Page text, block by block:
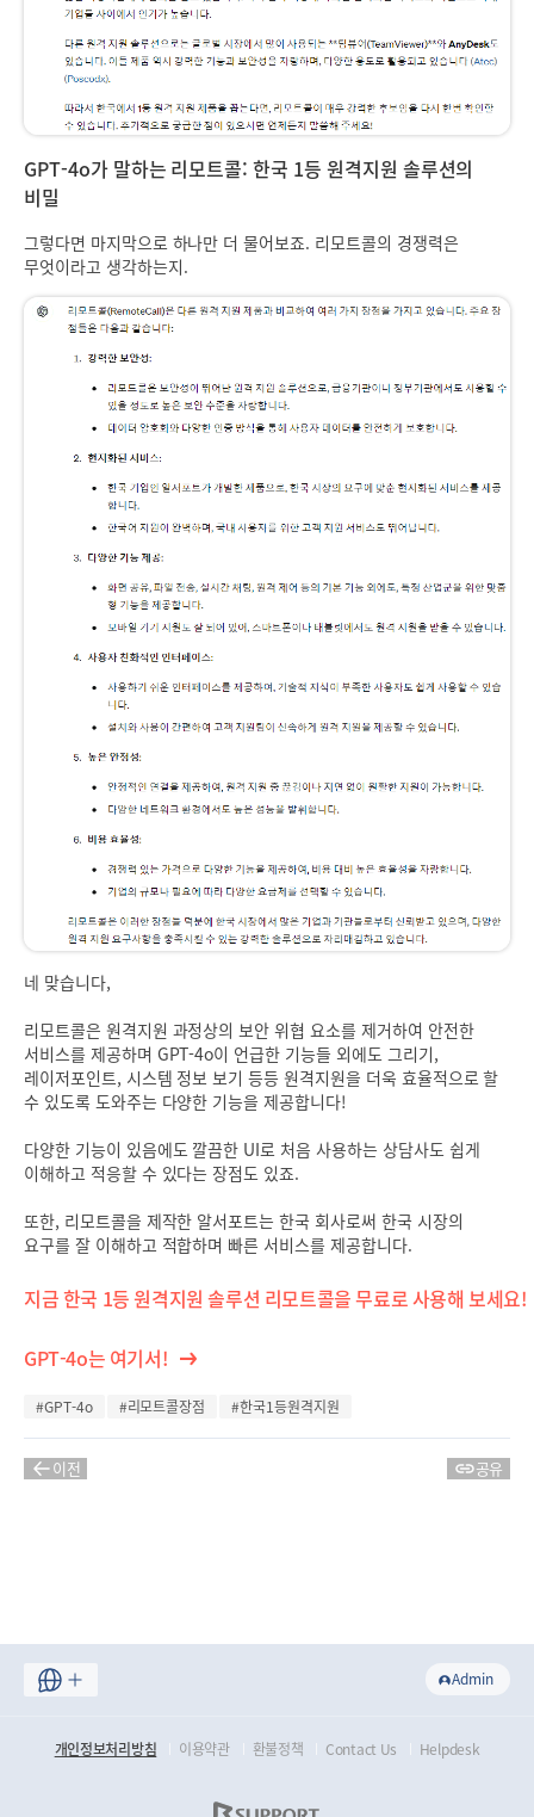
GPT-4o가 말하는 리모트콜: 한국 1등 원격지원 솔루션의
비밀
그렇다면 마지막으로 하나만 더 물어보죠. 리모트콜의 경쟁력은
무엇이라고 생각하는지.
네 맞습니다,
리모트콜은 원격지원 과정상의 보안 위협 요소를 제거하여 안전한
서비스를 제공하며 GPT-4o이 언급한 기능들 외에도 그리기,
레이저포인트, 시스템 정보 보기 등등 원격지원을 더욱 효율적으로 할
수 있도록 도와주는 다양한 기능을 제공합니다!
다양한 기능이 있음에도 깔끔한 UI로 처음 사용하는 상담사도 쉽게
이해하고 적응할 수 있다는 장점도 있죠.
또한, 리모트콜을 제작한 알서포트는 한국 회사로써 한국 시장의
요구를 잘 이해하고 적합하며 빠른 서비스를 제공합니다.
지금 한국 1등 원격지원 솔루션 리모트콜을 무료로 사용해 보세요!
GPT-4o는 여기서!
#GPT-4o #리모트콜장점 #한국1등원격지원
이전 공유
Admin
개인정보처리방침 이용약관 환불정책 Contact Us Helpdesk